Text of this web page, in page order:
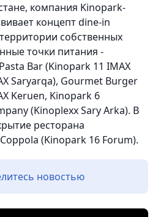
компания Kinopark-
концепт dine-in
собственных
точки питания -
Bar (Kinopark 11 IMAX
Saryarqa), Gourmet Burger
Keruen, Kinopark 6
(Kinoplexx Sary Arka). В
ресторана
(Kinopark 16 Forum).
новостью